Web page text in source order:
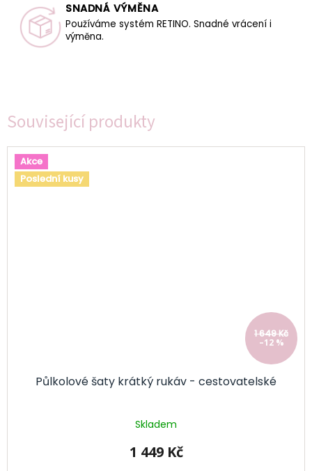
Související produkty
Akce
Poslední kusy
1 649 Kč
–12 %
Půlkolové šaty krátký rukáv - cestovatelské
Skladem
1 449 Kč
SNADNÁ VÝMĚNA
Používáme systém RETINO. Snadné vrácení i
výměna.